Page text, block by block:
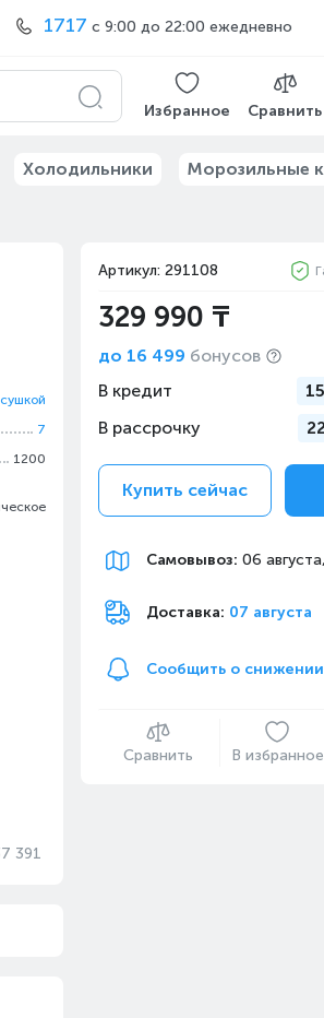
1717 с 9:00 до 22:00 ежедневно
Избранное Сравнить
Холодильники Морозильные
7
1200
391
Артикул: 291108
329 990 ₸
до 16 499 бонусов
В кредит
В рассрочку
Купить сейчас
Самовывоз: 06 августа,
Доставка: 07 августа
Сообщить о
Сравнить В избранное